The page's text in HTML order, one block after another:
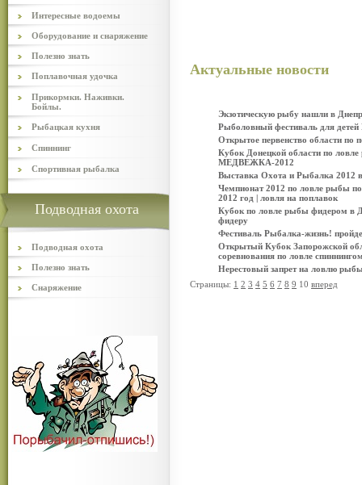
Интересные водоемы
Оборудование и снаряжение
Полезно знать
Поплавочная удочка
Прикормки. Наживки.
Бойлы.
Рыбацкая кухня
Спиннинг
Спортивная рыбалка
Подводная охота
Подводная охота
Полезно знать
Снаряжение
Актуальные новости
Экзотическую рыбу нашли в
Рыболовный фестиваль для
Открытое первенство области по
Кубок Донецкой области по
МЕДВЕЖКА-2012
Выставка Охота и Рыбалка 2012
Чемпионат 2012 по ловле рыбы
2012 год | ловля на поплавок
Кубок по ловле рыбы фидером в
фидеру
Фестиваль Рыбалка-жизнь!
Открытый Кубок Запорожской
соревнования по ловле
Нерестовый запрет на ловлю
Страницы: 1 2 3 4 5 6 7 8 9 10 вперед